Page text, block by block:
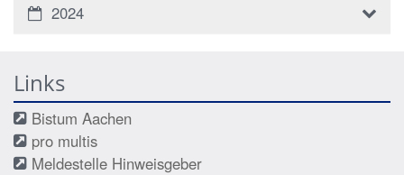
2024
Links
Bistum Aachen
pro multis
Meldestelle Hinweisgeber